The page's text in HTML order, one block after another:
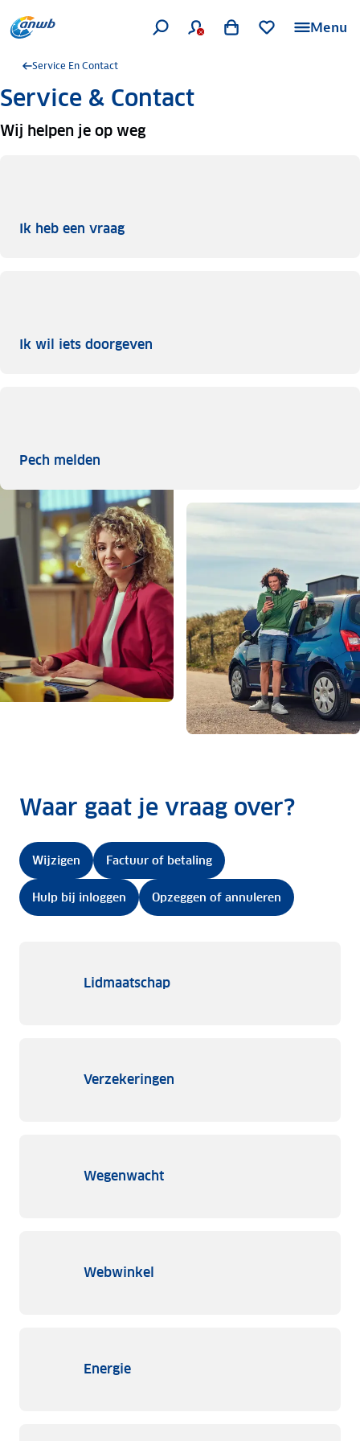
Menu
Service En Contact
Service & Contact
Wij helpen je op weg
Ik heb een vraagIk heb een vraag
Ik wil iets doorgeven
Pech melden
Waar gaat je vraag over?
Wijzigen Factuur of betaling
Hulp bij inloggen Opzeggen of annuleren
Lidmaatschap
Verzekeringen
Wegenwacht
Webwinkel
Energie